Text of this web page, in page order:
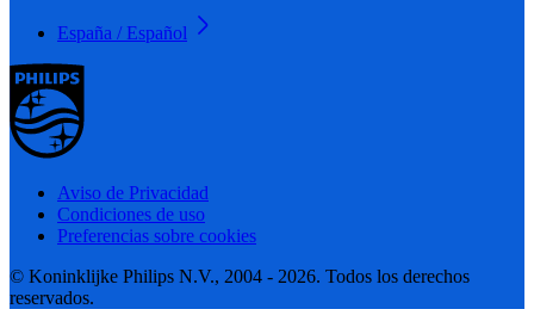
España / Español
Aviso de Privacidad
Condiciones de uso
Preferencias sobre cookies
© Koninklijke Philips N.V., 2004 - 2026. Todos los derechos
reservados.